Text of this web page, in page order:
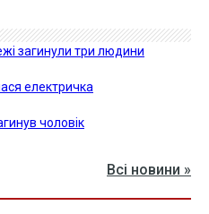
загинули три людини
електричка
чоловік
Всі новини »